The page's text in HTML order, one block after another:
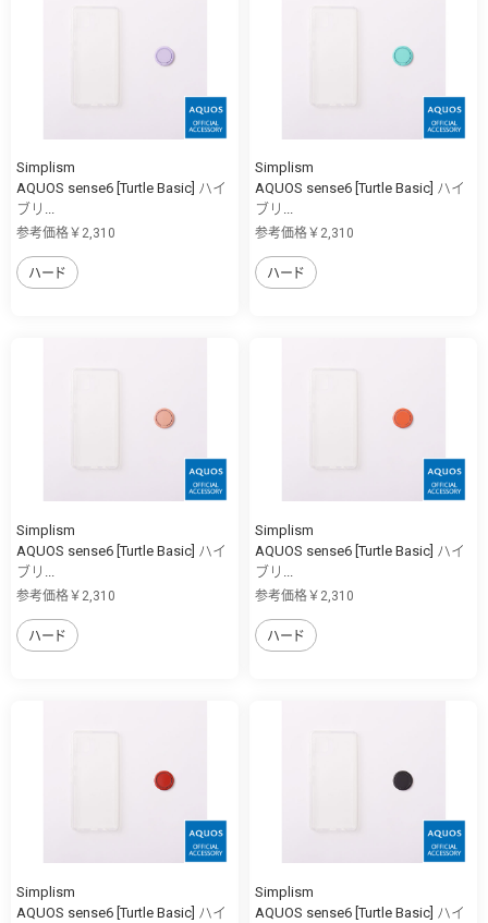
Simplism
AQUOS sense6 [Turtle Basic] ハイ
ブリ...
参考価格￥2,310
ハード
Simplism
AQUOS sense6 [Turtle Basic] ハイ
ブリ...
参考価格￥2,310
ハード
Simplism
AQUOS sense6 [Turtle Basic] ハイ
ブリ...
参考価格￥2,310
ハード
Simplism
AQUOS sense6 [Turtle Basic] ハイ
ブリ...
参考価格￥2,310
ハード
Simplism
AQUOS sense6 [Turtle Basic] ハイ
Simplism
AQUOS sense6 [Turtle Basic] ハイ